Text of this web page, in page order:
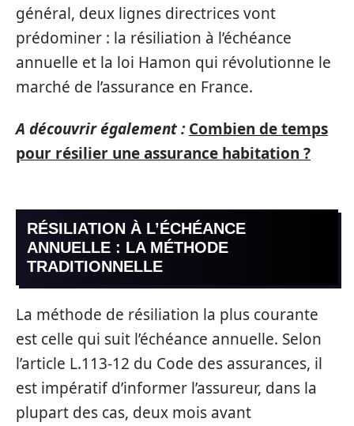
général, deux lignes directrices vont
prédominer : la résiliation à l’échéance
annuelle et la loi Hamon qui révolutionne le
marché de l’assurance en France.
A découvrir également : Combien de temps
pour résilier une assurance habitation ?
RÉSILIATION À L’ÉCHÉANCE
ANNUELLE : LA MÉTHODE
TRADITIONNELLE
La méthode de résiliation la plus courante
est celle qui suit l’échéance annuelle. Selon
l’article L.113-12 du Code des assurances, il
est impératif d’informer l’assureur, dans la
plupart des cas, deux mois avant